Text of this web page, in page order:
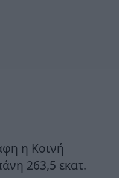
η Κοινή
263,5 εκατ.